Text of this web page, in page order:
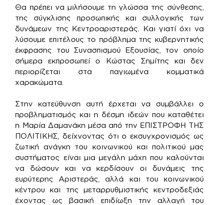
Θα πρέπει να μιλήσουμε τη γλώσσα της σύνθεσης,
της σύγκλισης προσωπικής και συλλογικής των
δυνάμεων της Κεντροαριστεράς. Και γιατί όχι να
λύσουμε επιτέλους το πρόβλημα της κυβερνητικής
έκφρασης του Συνασπισμού Εξουσίας, τον οποίο
σήμερα εκπροσωπεί ο Κώστας Σημίτης και δεν
περιορίζεται στα παγιωμένα κομματικά
χαρακώματα.
Στην κατεύθυνση αυτή έρχεται να συμβάλλει ο
προβληματισμός και η δέσμη ιδεών που καταθέτει
η Μαρία Δαμανάκη μέσα από την ΕΠΙΣΤΡΟΦΗ ΤΗΣ
ΠΟΛΙΤΙΚΗΣ, δείχνοντας ότι ο εκσυγχρονισμός ως
ζωτική ανάγκη του κοινωνικού και πολιτικού μας
συστήματος είναι μια μεγάλη μάχη που καλούνται
να δώσουν και να κερδίσουν οι δυνάμεις της
ευρύτερης Αριστεράς, αλλά και του κοινωνικού
κέντρου και της μεταρρυθμιστικής κεντροδεξιάς
έχοντας ως βασική επιδίωξη την αλλαγή του